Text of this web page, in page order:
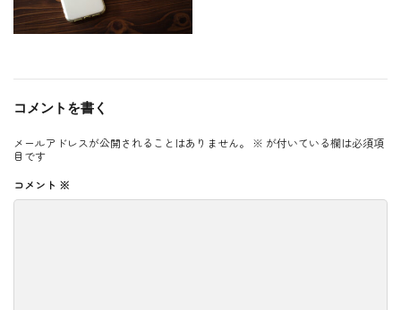
コメントを書く
メールアドレスが公開されることはありません。 ※ が付いている欄は必須項
目です
コメント ※